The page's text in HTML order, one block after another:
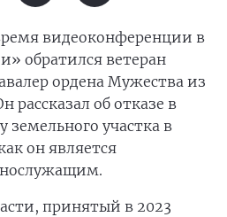
видеоконференции в
обратился ветеран
ордена Мужества из
рассказал об отказе в
земельного участка в
он является
принятый в 2023